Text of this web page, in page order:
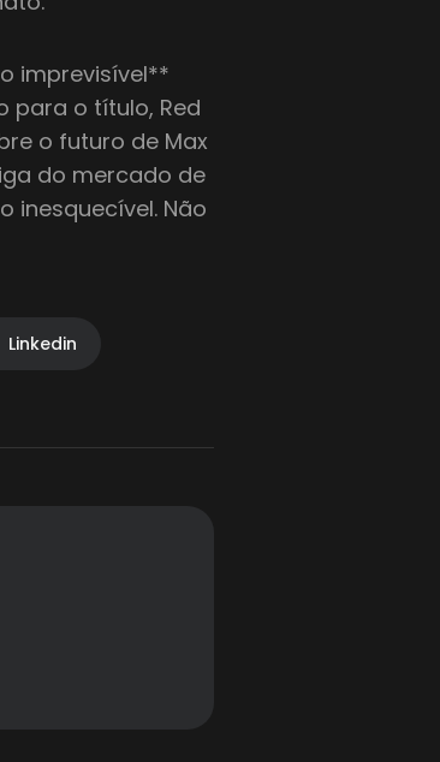
imprevisível**
para o título, Red
o futuro de Max
do mercado de
inesquecível. Não
Linkedin